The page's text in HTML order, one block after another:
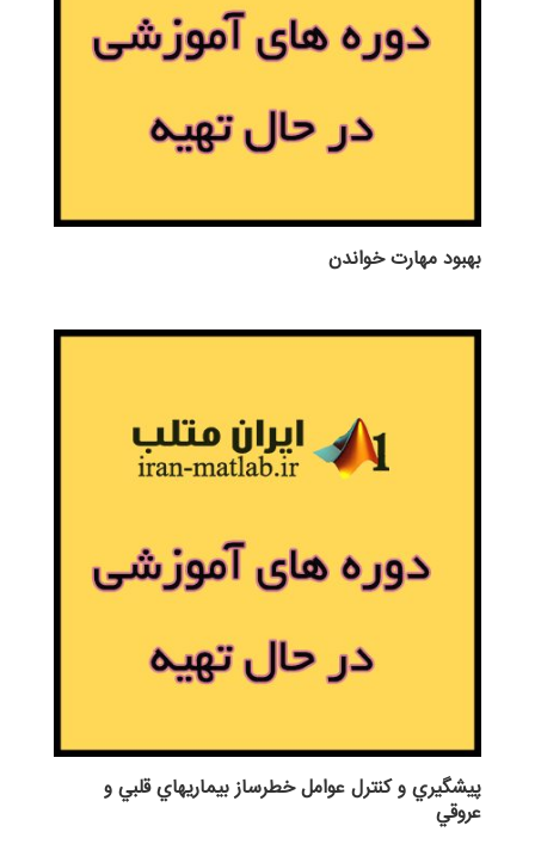
بهبود مهارت خواندن
پيشگيري و كنترل عوامل خطرساز بيماريهاي قلبي و
عروقي